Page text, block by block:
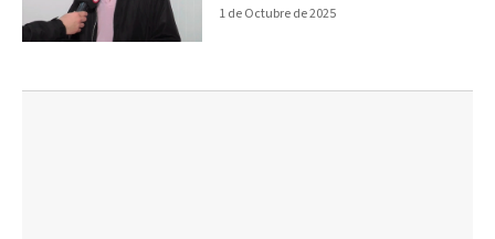
1 de Octubre de 2025